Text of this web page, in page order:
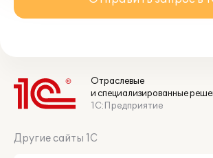
Отраслевые
и специализированные
1С:Предприятие
Другие сайты 1С